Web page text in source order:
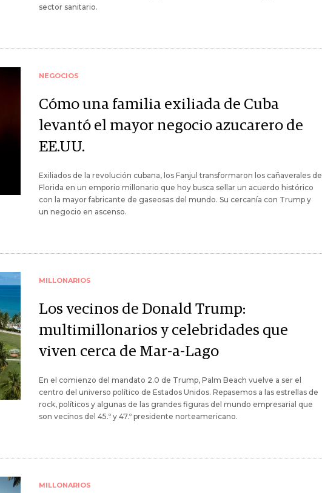
sector sanitario.
NEGOCIOS
Cómo una familia exiliada de Cuba
levantó el mayor negocio azucarero de
EE.UU.
Exiliados de la revolución cubana, los Fanjul transformaron los cañaverales de
Florida en un emporio millonario que hoy busca sellar un acuerdo histórico
con la mayor fabricante de gaseosas del mundo. Su cercanía con Trump y
un negocio en ascenso.
MILLONARIOS
Los vecinos de Donald Trump:
multimillonarios y celebridades que
viven cerca de Mar-a-Lago
En el comienzo del mandato 2.0 de Trump, Palm Beach vuelve a ser el
centro del universo político de Estados Unidos. Repasemos a las estrellas de
rock, políticos y algunas de las grandes figuras del mundo empresarial que
son vecinos del 45.º y 47.º presidente norteamericano.
MILLONARIOS